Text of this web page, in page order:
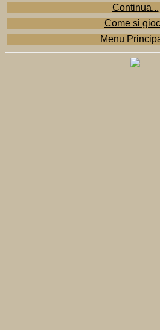
Continua...
Come si
Menu